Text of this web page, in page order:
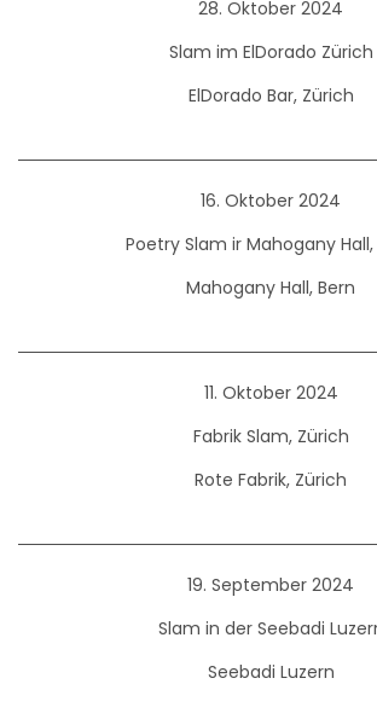
28. Oktober 2024
Slam im ElDorado Zürich
ElDorado Bar, Zürich
16. Oktober 2024
Poetry Slam ir Mahogany Hall,
Mahogany Hall, Bern
11. Oktober 2024
Fabrik Slam, Zürich
Rote Fabrik, Zürich
19. September 2024
Slam in der Seebadi
Seebadi Luzern